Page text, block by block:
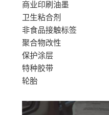
商业印刷油墨
卫生粘合剂
非食品接触标签
聚合物改性
保护涂层
特种胶带
轮胎